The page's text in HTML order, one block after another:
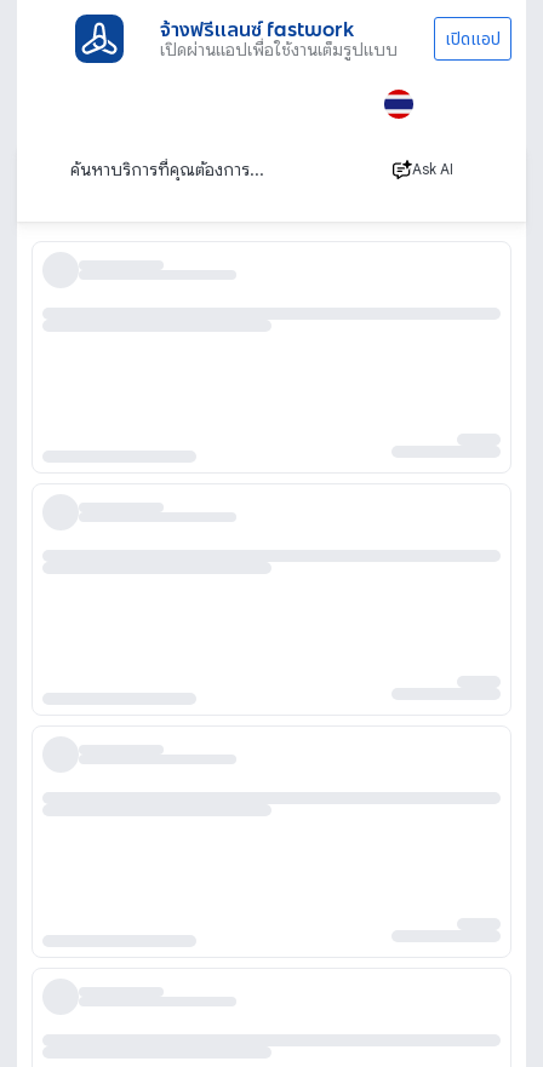
จ้างฟรีแลนซ์ fastwork
เปิดผ่านแอปเพื่อใช้งานเต็มรูปแบบ เปิดแอป
Ask AI
Stand-Up Comedy
สแตนด์อัพคอมเมดี้ (Stand-Up Comedy)
เรียงตาม